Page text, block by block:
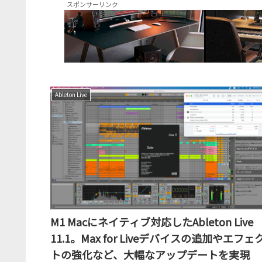
スポンサーリンク
Ableton Live
M1 Macにネイティブ対応したAbleton Live
11.1。Max for Liveデバイスの追加やエフェ
トの強化など、大幅なアップデートを実現